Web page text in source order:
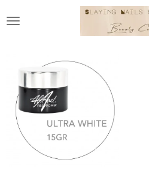
direct
hoofdinhoud